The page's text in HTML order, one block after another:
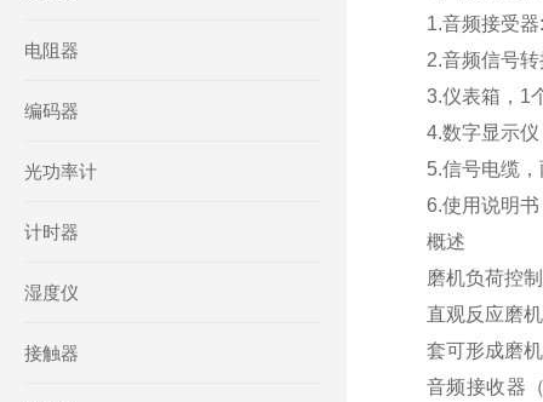
电阻器
编码器
光功率计
计时器
湿度仪
接触器
1.音频接受
2.音频信号
3.仪表箱，1
4.数字显示
5.信号电缆
6.使用说明
概述
磨机负荷控
直观反应磨
套可形成磨
音频接收器